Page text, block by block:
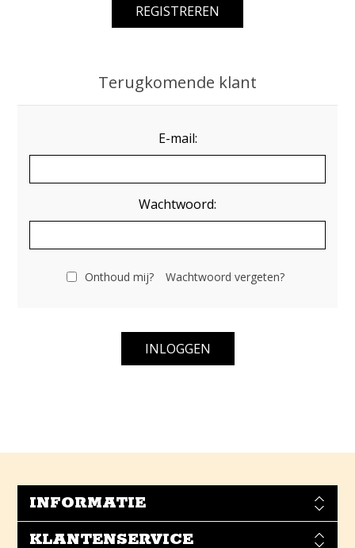
Terugkomende klant
E-mail:
Wachtwoord:
Onthoud mij? Wachtwoord vergeten?
INFORMATIE
KLANTENSERVICE